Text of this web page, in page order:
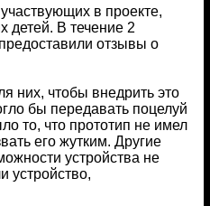
в проекте,
детей. В течение 2
отзывы о
них, чтобы внедрить это
бы передавать поцелуй
то, что прототип не имел
его жутким. Другие
устройства не
устройство,